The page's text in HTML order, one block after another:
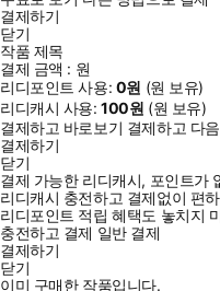
결제하기
닫기
작품 제목
결제 금액 : 원
리디포인트 사용: 0원 (원 보유)
리디캐시 사용:100원 (원 보유)
결제하고 바로보기 결제하고 다
결제하기
닫기
결제 가능한 리디캐시, 포인트가
리디캐시 충전하고 결제없이 편
리디포인트 적립 혜택도 놓치지
충전하고 결제 일반 결제
결제하기
닫기
이미 구매한 작품입니다.